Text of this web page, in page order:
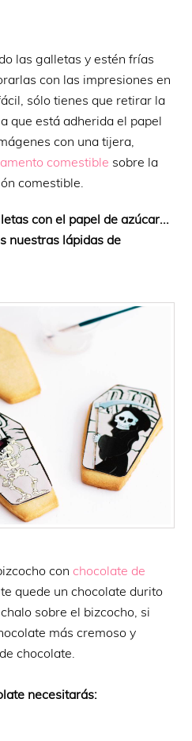
las galletas y estén frías
con las impresiones en
sólo tienes que retirar la
que está adherida el papel
con una tijera,
comestible sobre la
comestible.
con el papel de azúcar...
nuestras lápidas de
con chocolate de
te quede un chocolate durito
sobre el bizcocho, si
más cremoso y
chocolate.
necesitarás: